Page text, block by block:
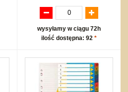
wysyłamy w ciągu 72h
ilość dostępna: 92 *